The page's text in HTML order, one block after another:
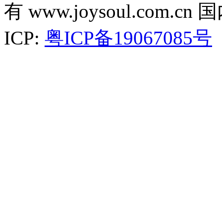
有 www.joysoul.com.cn
ICP: 粤ICP备19067085号